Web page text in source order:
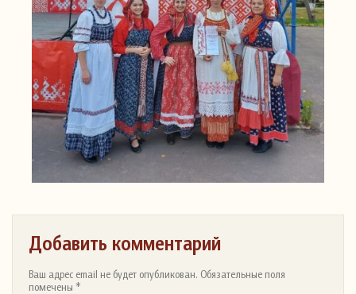
Добавить комментарий
Ваш адрес email не будет опубликован. Обязательные поля
помечены *